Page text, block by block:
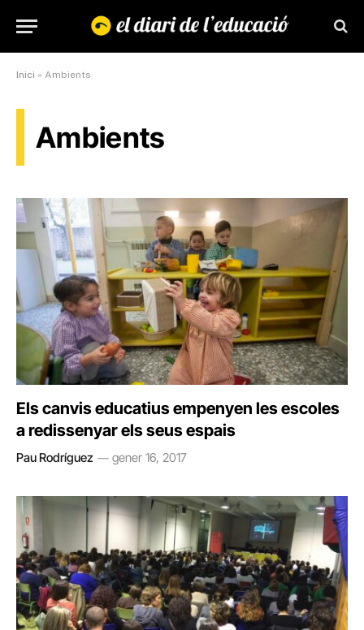
Inici » Ambients
Ambients
Els canvis educatius empenyen les escoles
a redissenyar els seus espais
Pau Rodríguez gener 16, 2017